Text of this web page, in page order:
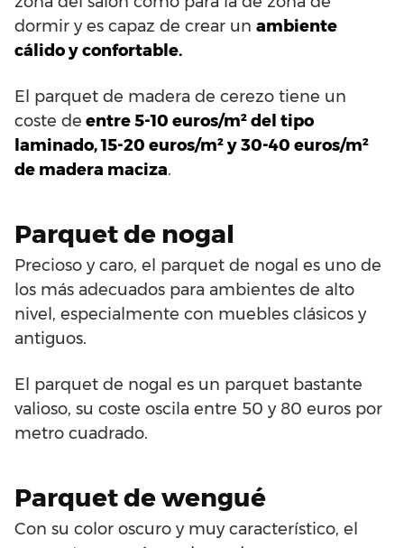
dormir y es capaz de crear un ambiente
cálido y confortable.
El parquet de madera de cerezo tiene un
coste de entre 5-10 euros/m² del tipo
laminado, 15-20 euros/m² y 30-40 euros/m²
de madera maciza.
Parquet de nogal
Precioso y caro, el parquet de nogal es uno de
los más adecuados para ambientes de alto
nivel, especialmente con muebles clásicos y
antiguos.
El parquet de nogal es un parquet bastante
valioso, su coste oscila entre 50 y 80 euros por
metro cuadrado.
Parquet de wengué
Con su color oscuro y muy característico, el